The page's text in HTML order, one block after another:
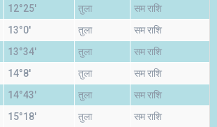
12°25' तुला सम राशि
13°0' तुला सम राशि
13°34' तुला सम राशि
14°8' तुला सम राशि
14°43' तुला सम राशि
15°18' तुला सम राशि